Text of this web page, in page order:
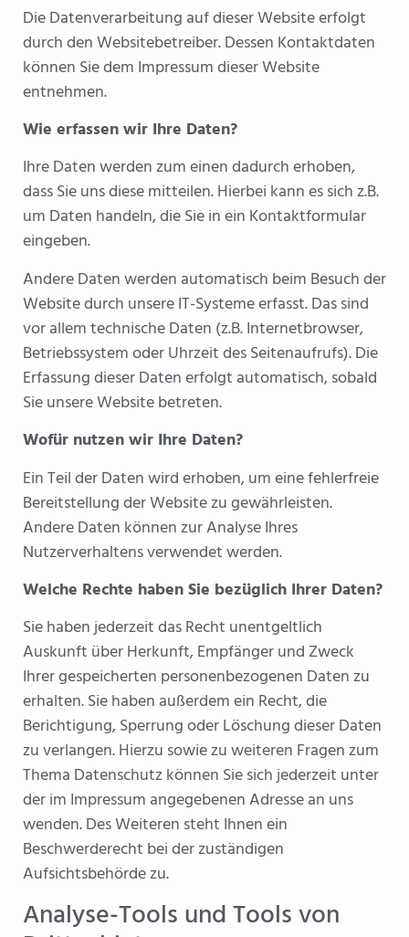
Die Datenverarbeitung auf dieser Website erfolgt
durch den Websitebetreiber. Dessen Kontaktdaten
können Sie dem Impressum dieser Website
entnehmen.
Wie erfassen wir Ihre Daten?
Ihre Daten werden zum einen dadurch erhoben,
dass Sie uns diese mitteilen. Hierbei kann es sich z.B.
um Daten handeln, die Sie in ein Kontaktformular
eingeben.
Andere Daten werden automatisch beim Besuch der
Website durch unsere IT-Systeme erfasst. Das sind
vor allem technische Daten (z.B. Internetbrowser,
Betriebssystem oder Uhrzeit des Seitenaufrufs). Die
Erfassung dieser Daten erfolgt automatisch, sobald
Sie unsere Website betreten.
Wofür nutzen wir Ihre Daten?
Ein Teil der Daten wird erhoben, um eine fehlerfreie
Bereitstellung der Website zu gewährleisten.
Andere Daten können zur Analyse Ihres
Nutzerverhaltens verwendet werden.
Welche Rechte haben Sie bezüglich Ihrer Daten?
Sie haben jederzeit das Recht unentgeltlich
Auskunft über Herkunft, Empfänger und Zweck
Ihrer gespeicherten personenbezogenen Daten zu
erhalten. Sie haben außerdem ein Recht, die
Berichtigung, Sperrung oder Löschung dieser Daten
zu verlangen. Hierzu sowie zu weiteren Fragen zum
Thema Datenschutz können Sie sich jederzeit unter
der im Impressum angegebenen Adresse an uns
wenden. Des Weiteren steht Ihnen ein
Beschwerderecht bei der zuständigen
Aufsichtsbehörde zu.
Analyse-Tools und Tools von